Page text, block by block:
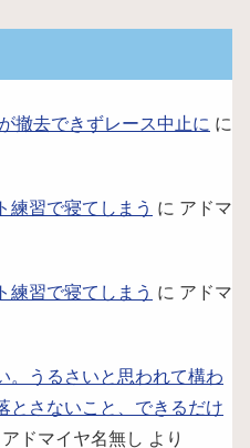
撤去できずレース中止に に
練習で寝てしまう に アドマ
練習で寝てしまう に アドマ
。うるさいと思われて構わ
とさないこと、できるだけ
アドマイヤ名無し より